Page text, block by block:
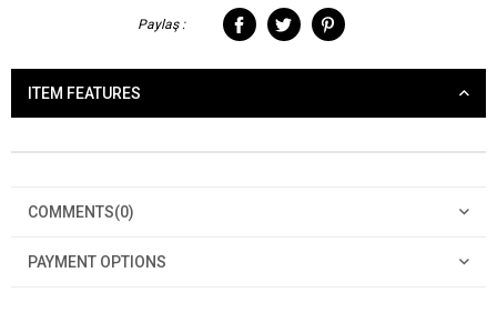
Paylaş :
ITEM FEATURES
COMMENTS(0)
PAYMENT OPTIONS